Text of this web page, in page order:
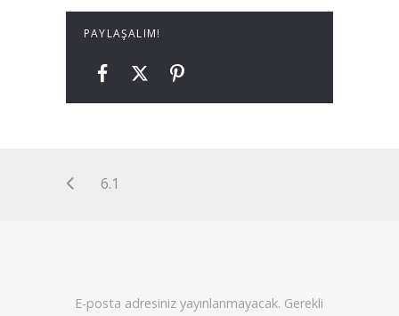
PAYLAŞALIM!
6.1
E-posta adresiniz yayınlanmayacak. Gerekli